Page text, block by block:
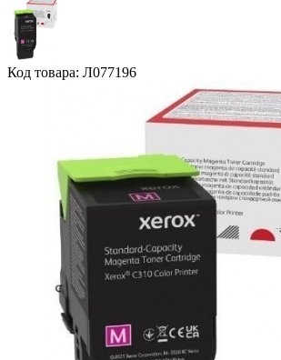
Код товара: Л077196